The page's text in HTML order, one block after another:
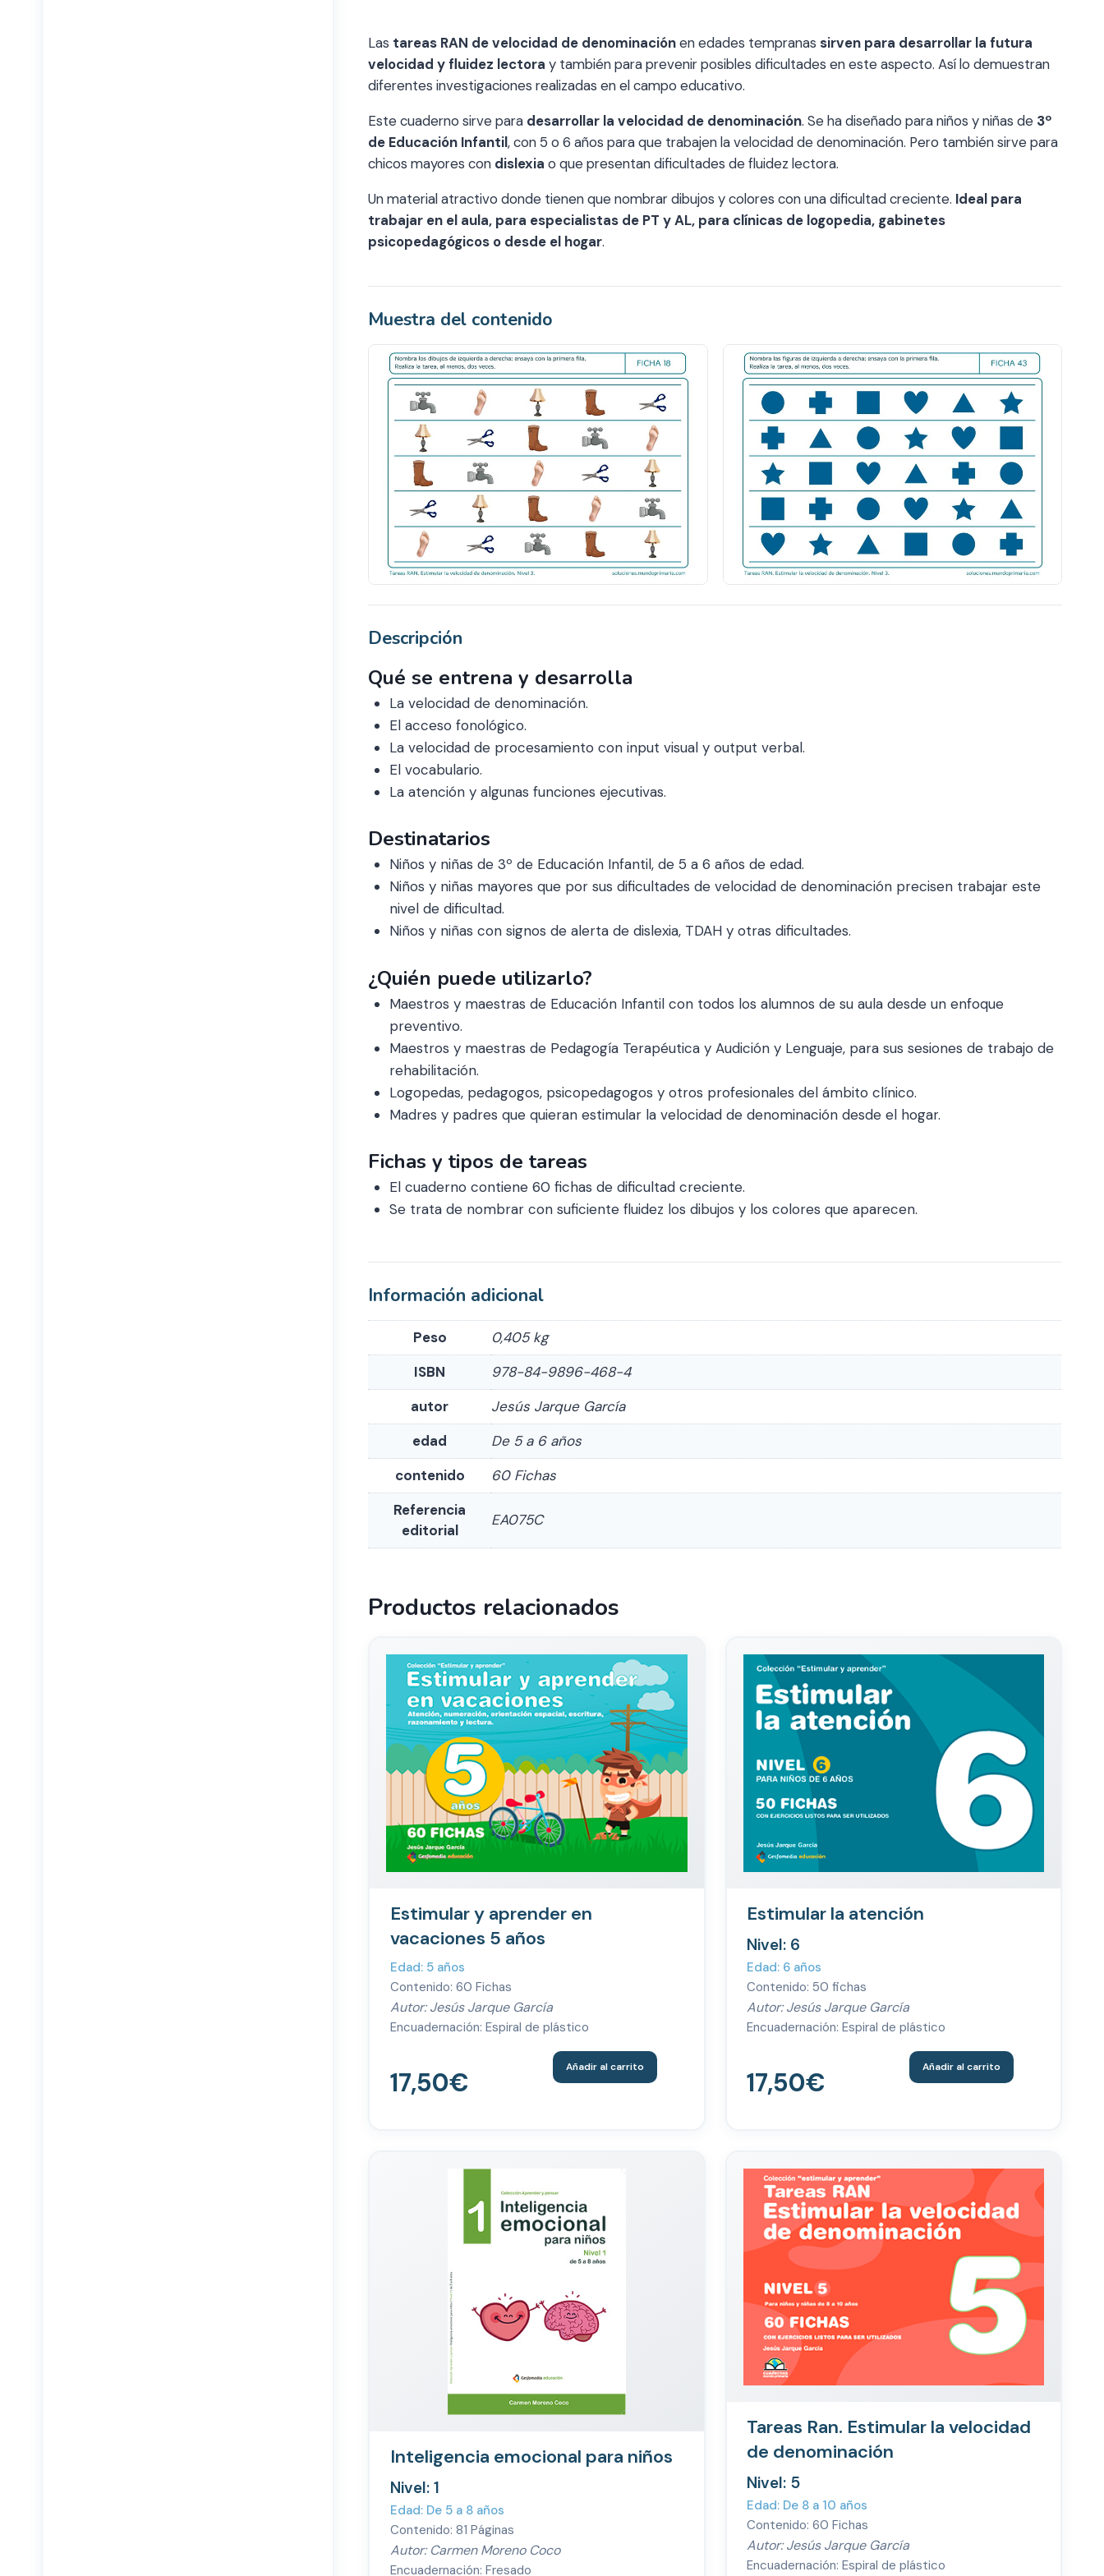
la
velocidad
cantidad
Las tareas RAN de velocidad de denominaciónen edades tempranassirven para desarrollar la futura
velocidad y fluidez lectoray también para prevenir posibles dificultades en este aspecto. Así lo demuestran
diferentes investigaciones realizadas en el campo educativo.
Este cuaderno sirve para desarrollar la velocidad de denominación. Se ha diseñado para niños y niñas de 3º
de Educación Infantil, con 5 o 6 años para que trabajen la velocidad de denominación. Pero también sirve para
chicos mayores con dislexia o que presentan dificultades de fluidez lectora.
Un material atractivo donde tienen que nombrar dibujos y colores con una dificultad creciente. Ideal para
trabajar en el aula, para especialistas de PT y AL, para clínicas de logopedia, gabinetes
psicopedagógicos o desde el hogar.
Muestra del contenido
Descripción
Qué se entrena y desarrolla
La velocidad de denominación.
El acceso fonológico.
La velocidad de procesamiento con input visual y output verbal.
El vocabulario.
La atención y algunas funciones ejecutivas.
Destinatarios
Niños y niñas de 3º de Educación Infantil, de 5 a 6 años de edad.
Niños y niñas mayores que por sus dificultades de velocidad de denominación precisen trabajar este
nivel de dificultad.
Niños y niñas con signos de alerta de dislexia, TDAH y otras dificultades.
¿Quién puede utilizarlo?
Maestros y maestras de Educación Infantil con todos los alumnos de su aula desde un enfoque
preventivo.
Maestros y maestras de Pedagogía Terapéutica y Audición y Lenguaje, para sus sesiones de trabajo de
rehabilitación.
Logopedas, pedagogos, psicopedagogos y otros profesionales del ámbito clínico.
Madres y padres que quieran estimular la velocidad de denominación desde el hogar.
Fichas y tipos de tareas
El cuaderno contiene 60 fichas de dificultad creciente.
Se trata de nombrar con suficiente fluidez los dibujos y los colores que aparecen.
Información adicional
Peso
0,405 kg
ISBN
978-84-9896-468-4
autor
Jesús Jarque García
edad
De 5 a 6 años
contenido
60 Fichas
Referencia
editorial
EA075C
Productos relacionados
Estimular y aprender en
vacaciones 5 años
Edad: 5 años
Contenido: 60 Fichas
Autor: Jesús Jarque García
Encuadernación: Espiral de plástico
17,50€
Añadir al carrito
Estimular la atención
Nivel: 6
Edad: 6 años
Contenido: 50 fichas
Autor: Jesús Jarque García
Encuadernación: Espiral de plástico
17,50€
Añadir al carrito
Inteligencia emocional para niños
Nivel: 1
Edad: De 5 a 8 años
Contenido: 81 Páginas
Autor: Carmen Moreno Coco
Encuadernación: Fresado
Tareas Ran. Estimular la velocidad
de denominación
Nivel: 5
Edad: De 8 a 10 años
Contenido: 60 Fichas
Autor: Jesús Jarque García
Encuadernación: Espiral de plástico